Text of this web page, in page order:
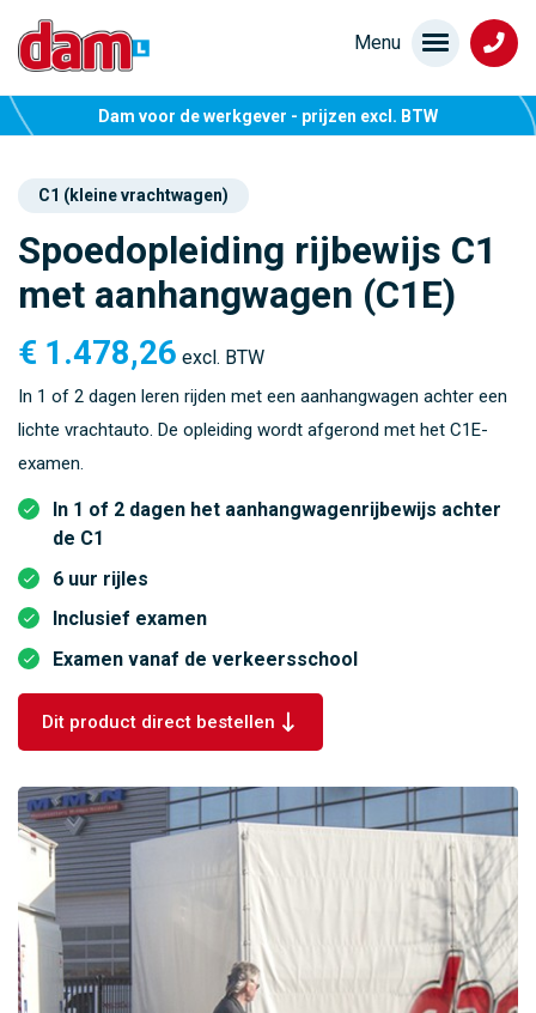
Dam voor de werkgever - prijzen excl. BTW
C1 (kleine vrachtwagen)
Spoedopleiding rijbewijs C1
met aanhangwagen (C1E)
€ 1.478,26 excl. BTW
In 1 of 2 dagen leren rijden met een aanhangwagen achter een
lichte vrachtauto. De opleiding wordt afgerond met het C1E-
examen.
In 1 of 2 dagen het aanhangwagenrijbewijs achter
de C1
6 uur rijles
Inclusief examen
Examen vanaf de verkeersschool
Dit product direct bestellen